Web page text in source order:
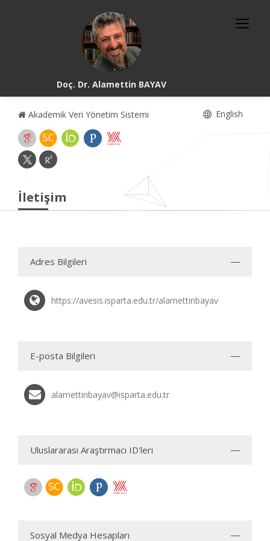
Doç. Dr. Alamettin BAYAV
Akademik Veri Yönetim Sistemi English
İletişim
Adres Bilgileri
https://avesis.isparta.edu.tr/alamettinbayav
E-posta Bilgileri
alamettinbayav@isparta.edu.tr
Uluslararası Araştırmacı ID'leri
Sosyal Medya Hesapları